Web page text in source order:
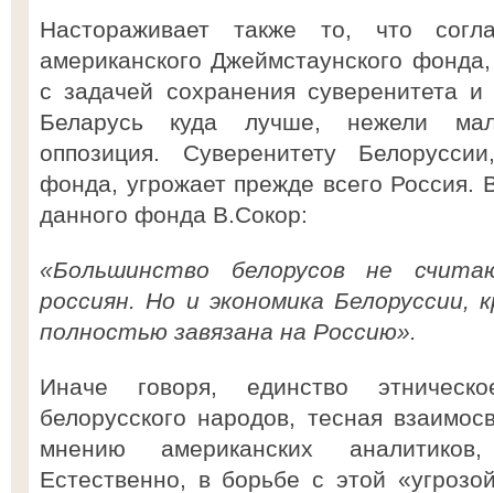
Настораживает также то, что
американского Джеймстаунского
с задачей сохранения суверенитета и
Беларусь куда лучше, нежели
оппозиция. Суверенитету
фонда, угрожает прежде всего Россия.
данного фонда В.Сокор:
«Большинство белорусов не
россиян. Но и экономика Белоруссии,
полностью завязана на Россию».
Иначе говоря, единство
белорусского народов, тесная
мнению американских
Естественно, в борьбе с этой